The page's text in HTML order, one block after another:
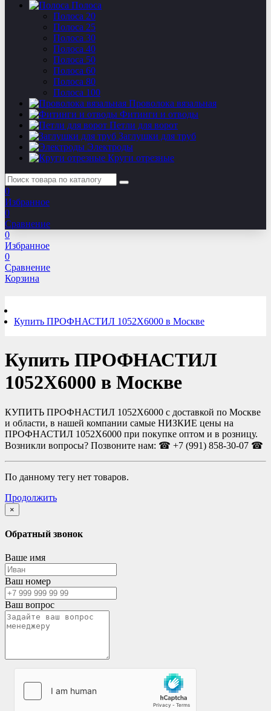
Полоса
Полоса 20
Полоса 25
Полоса 30
Полоса 40
Полоса 50
Полоса 60
Полоса 80
Полоса 100
Проволока вязальная
Фитинги и отводы
Петли для ворот
Заглушки для труб
Электроды
Круги отрезные
0
Избранное
0
Сравнение
0
Избранное
0
Сравнение
Корзина
Купить ПРОФНАСТИЛ 1052Х6000 в Москве
Купить ПРОФНАСТИЛ
1052Х6000 в Москве
КУПИТЬ ПРОФНАСТИЛ 1052Х6000 с доставкой по Москве
и области, в нашей компании самые НИЗКИЕ цены на
ПРОФНАСТИЛ 1052Х6000 при покупке оптом и в розницу.
Возникли вопросы? Позвоните нам: ☎ +7 (991) 858-30-07 ☎
По данному тегу нет товаров.
Продолжить
×
Обратный звонок
Ваше имя
Ваш номер
Ваш вопрос